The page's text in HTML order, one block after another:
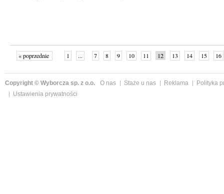
« poprzednie 1 ... 7 8 9 10 11 12 13 14 15 16
Copyright © Wyborcza sp. z o.o. O nas Staże u nas Reklama
Polityka
Ustawienia prywatności